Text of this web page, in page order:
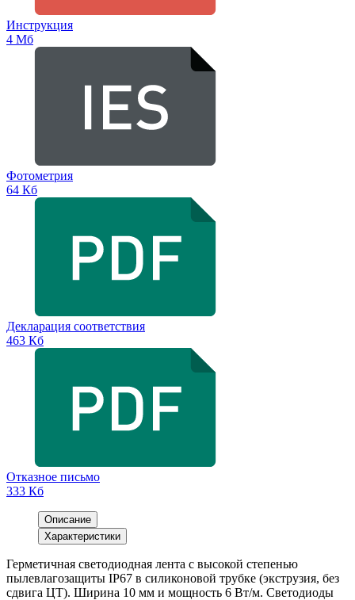
Инструкция
4 Мб
Фотометрия
64 Кб
Декларация соответствия
463 Кб
Отказное письмо
333 Кб
Описание
Характеристики
Герметичная светодиодная лента с высокой степенью
пылевлагозащиты IP67 в силиконовой трубке (экструзия, без
сдвига ЦТ). Ширина 10 мм и мощность 6 Вт/м. Светодиоды